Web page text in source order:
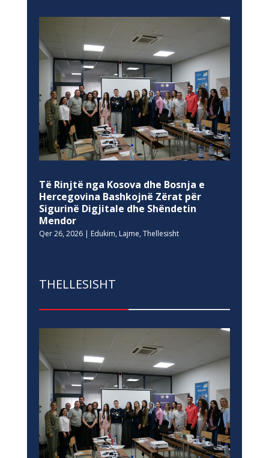
Të Rinjtë nga Kosova dhe Bosnja e
Hercegovina Bashkojnë Zërat për
Sigurinë Digjitale dhe Shëndetin
Mendor
Qer 26, 2026| Edukim, Lajme, Thellesisht
THELLESISHT